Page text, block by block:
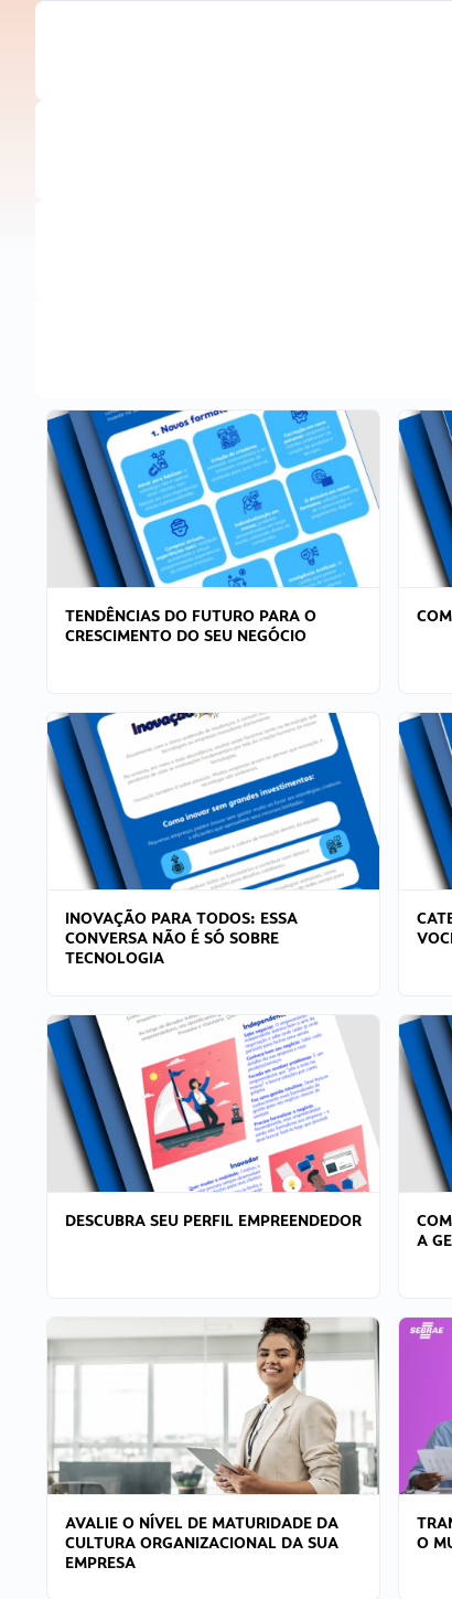
TENDÊNCIAS DO FUTURO PARA O
CRESCIMENTO DO SEU NEGÓCIO
INOVAÇÃO PARA TODOS: ESSA
CONVERSA NÃO É SÓ SOBRE
TECNOLOGIA
DESCUBRA SEU PERFIL EMPREENDEDOR
A
AVALIE O NÍVEL DE MATURIDADE DA
CULTURA ORGANIZACIONAL DA SUA
EMPRESA
O